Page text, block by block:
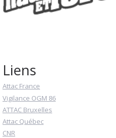
Liens
Attac France
Vigilance OGM 86
ATTAC Bruxelles
Attac Québec
CNR